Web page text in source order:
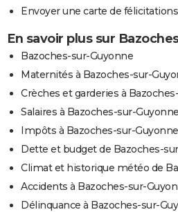
Envoyer une carte de félicitations
En savoir plus sur
Bazoches-sur-Guyonne
Maternités à Bazoches-sur-
Crèches et garderies à
Salaires à Bazoches-sur-Guyonne
Impôts à Bazoches-sur-Guyonne
Dette et budget de Bazoches-
Climat et historique météo de
Accidents à Bazoches-sur-
Délinquance à Bazoches-sur-